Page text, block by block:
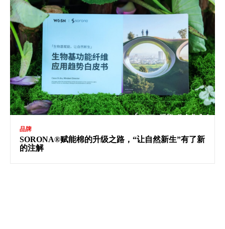
品牌
SORONA®赋能棉的升级之路，“让自然新生”有了新
的注解